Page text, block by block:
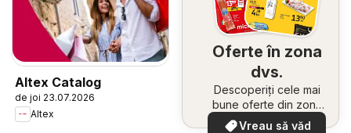
Altex Catalog
de joi 23.07.2026
Altex
Oferte în zona
dvs.
Descoperiți cele mai
bune oferte din zona
dumneavoastră
Vreau să văd